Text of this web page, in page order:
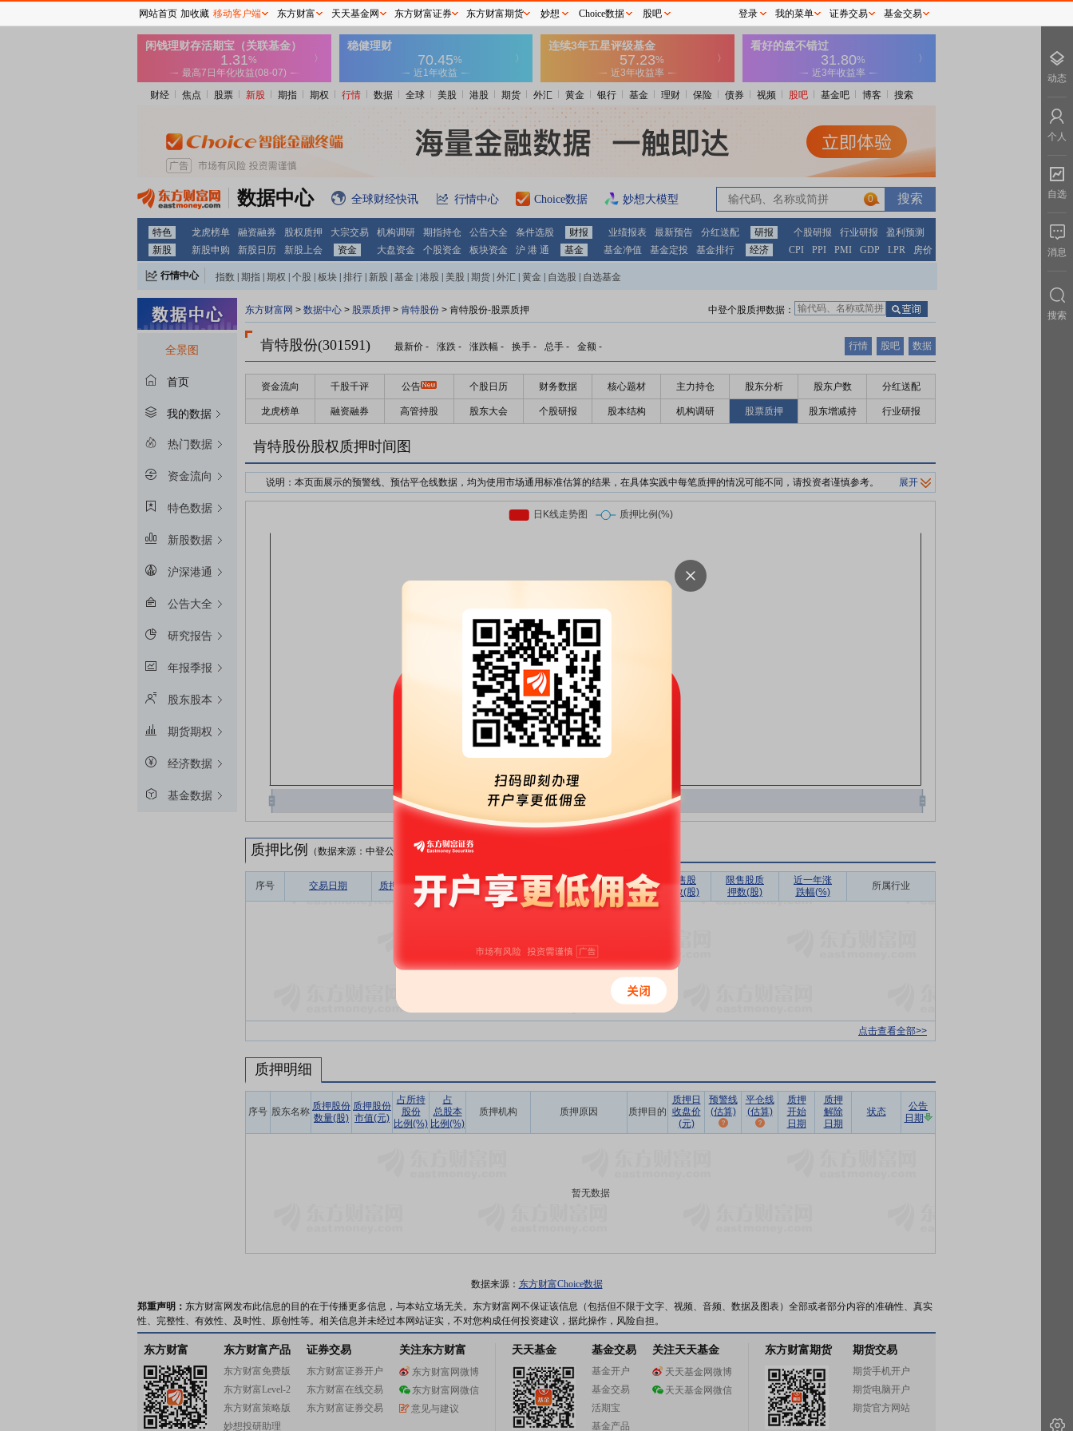
财经 焦点 股票 新股 期指 期权 行情 数据 全球 美股 港股 期货 外汇 黄金 银行 基金 理财 保险 债券 视频 股吧 基金吧 博客 搜索
数据中心 全球财经快讯 行情中心 Choice数据 妙想大模型 0
特色 龙虎榜单 融资融券 股权质押 大宗交易 机构调研 期指持仓 公告大全 条件选股 财报 业绩报表 最新预告 分红送配 研报 个股研报 行业研报
盈利预测
新股
新股申购 新股日历 新股上会 资金 大盘资金 个股资金 板块资金 沪 港 通 基金 基金净值 基金定投 基金排行 经济 CPI PPI PMI GDP LPR 房价
行情中心 指数 期指 期权 个股 板块 排行 新股 基金 港股 美股 期货 外汇 黄金 自选股 自选基金
全景图
首页
我的数据
热门数据
资金流向
特色数据
新股数据
沪深港通
公告大全
研究报告
年报季报
股东股本
期货期权
经济数据
基金数据
东方财富网 > 数据中心 > 股票质押 > 肯特股份 > 肯特股份-股票质押 中登个股质押数据：
肯特股份(301591) 最新价 - 涨跌 - 涨跌幅 - 换手 - 总手 - 金额 - 行情 股吧 数据
资金流向 千股千评 公告 个股日历 财务数据 核心题材 主力持仓 股东分析 股东户数 分红送配
龙虎榜单 融资融券 高管持股 股东大会 个股研报 股本结构 机构调研 股票质押 股东增减持 行业研报
肯特股份股权质押时间图
说明：本页面展示的预警线、预估平仓线数据，均为使用市场通用标准估算的结果，在具体实践中每笔质押的情况可能不同，请投资者谨慎参考。
接受股权质押的金融机构为了防止股价下跌对自己的利益造成损失，对质押个股的股价设置预警价格与强制平仓价格。
预警线算法：冻结起始日收盘价前复权*质押率*预警线比例
预警线/平仓线比例：目前市场上通用的标准有两个，分别是160%/140%和150%/130%；此处计算时使用160%/140%标准。
展开
质押比例 （数据来源：中登公司）
序号 交易日期 质押比例(%) 质押股数(股) 质押市值(元) 质押笔数
无限售股
质押数(股)
限售股质
押数(股)
近一年涨
跌幅(%)
所属行业
暂无数据
点击查看全部>>
质押明细
序号 股东名称 质押股份
数量(股)
质押股份
市值(元)
占所持
股份
比例(%)
占
总股本
比例(%)
质押机构 质押原因 质押目的
质押日
收盘价
(元)
预警线
(估算)
平仓线
(估算)
质押
开始
日期
质押
解除
日期
状态
公告
日期
暂无数据
数据来源： 东方财富Choice数据
郑重声明： 东方财富网发布此信息的目的在于传播更多信息，与本站立场无关。东方财富网不保证该信息（包括但不限于文字、视频、音频、数据及图表）全部或者部分内容的准确性、真实
性、完整性、有效性、及时性、原创性等。相关信息并未经过本网站证实，不对您构成任何投资建议，据此操作，风险自担。
东方财富 东方财富产品
东方财富免费版
东方财富Level-2
东方财富策略版
妙想投研助理
证券交易
东方财富证券开户
东方财富在线交易
东方财富证券交易
关注东方财富
东方财富网微博
东方财富网微信
意见与建议
天天基金 基金交易
基金开户
基金交易
活期宝
基金产品
关注天天基金
天天基金网微博
天天基金网微信
东方财富期货 期货交易
期货手机开户
期货电脑开户
期货官方网站
网站首页 加收藏 移动客户端 东方财富 天天基金网 东方财富证券 东方财富期货 妙想 Choice数据 股吧 登录 我的菜单 证券交易 基金交易
动态
个人
自选
消息
搜索